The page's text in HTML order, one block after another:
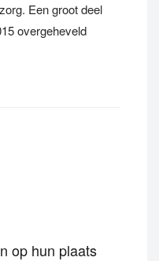
Een groot deel
overgeheveld
op hun plaats